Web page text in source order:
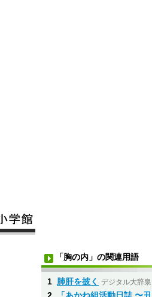
「胸の内」の関連用語
1 肺肝を披く デジタル大辞泉